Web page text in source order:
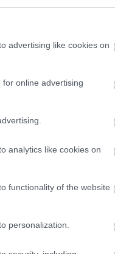
advertising like cookies on
online advertising
analytics like cookies on
functionality of the website
personalization.
καθαρές γεύσεις
Ιαπωνία μία
μελιού, άρα